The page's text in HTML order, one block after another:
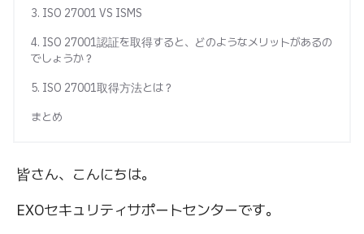
3. ISO 27001 VS ISMS
4. ISO 27001認証を取得すると、どのようなメリットがあるの
でしょうか？
5. ISO 27001取得方法とは？
まとめ
皆さん、こんにちは。
EXOセキュリティサポートセンターです。